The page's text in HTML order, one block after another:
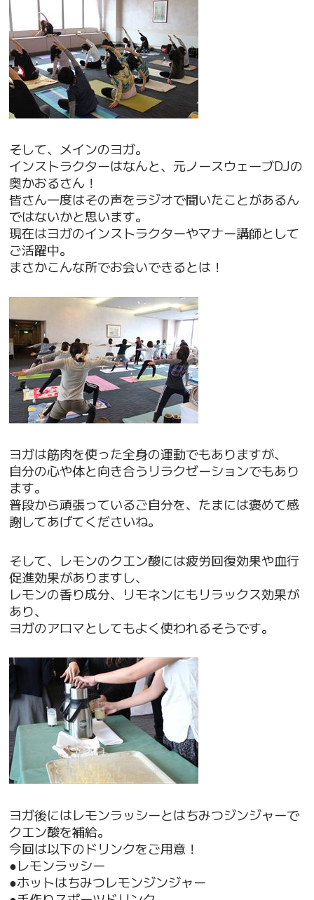
そして、メインのヨガ。
インストラクターはなんと、元ノースウェーブDJの
奥かおるさん！
皆さん一度はその声をラジオで聞いたことがあるん
ではないかと思います。
現在はヨガのインストラクターやマナー講師として
ご活躍中。
まさかこんな所でお会いできるとは！
ヨガは筋肉を使った全身の運動でもありますが、
自分の心や体と向き合うリラクゼーションでもあり
ます。
普段から頑張っているご自分を、たまには褒めて感
謝してあげてくださいね。
そして、レモンのクエン酸には疲労回復効果や血行
促進効果がありますし、
レモンの香り成分、リモネンにもリラックス効果が
あり、
ヨガのアロマとしてもよく使われるそうです。
ヨガ後にはレモンラッシーとはちみつジンジャーで
クエン酸を補給。
今回は以下のドリンクをご用意！
●レモンラッシー
●ホットはちみつレモンジンジャー